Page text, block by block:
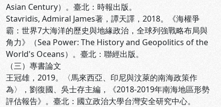
Asian Century）。臺北：時報出版。
Stavridis, Admiral James著，譚天譯，2018。《海權爭
霸：世界7大海洋的歷史與地緣政治，全球列強戰略布局與
角力》（Sea Power: The History and Geopolitics of the
World's Oceans）。臺北：聯經出版。
（三）專書論文
王冠雄，2019。〈馬來西亞、印尼與汶萊的南海政策作
為〉，劉復國、吳士存主編，《2018-2019年南海地區形勢
評估報告》。臺北：國立政治大學台灣安全研究中心。